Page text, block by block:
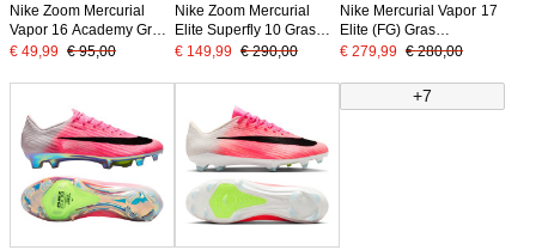
Nike Zoom Mercurial
Vapor 16 Academy Gras
/ Kunstgras
Roze Blauw Turquoise
€ 49,99 € 95,00
Nike Zoom Mercurial
Elite Superfly 10 Gras
Voetbalschoenen (FG)
Oranje
€ 149,99 € 290,00
Nike Mercurial Vapor 17
Elite (FG) Gras
Voetbalschoenen
€ 279,99 € 280,00
+7